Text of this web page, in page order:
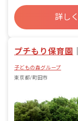
ボーナス・賞与あり
寮・住宅・家賃補
詳し
プチもり保育園
子どもの森グループ
東京都/町田市